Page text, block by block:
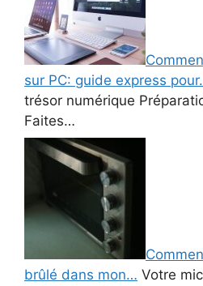
sur PC: guide express
trésor numérique
Faites…
brûlé dans mon… Votre